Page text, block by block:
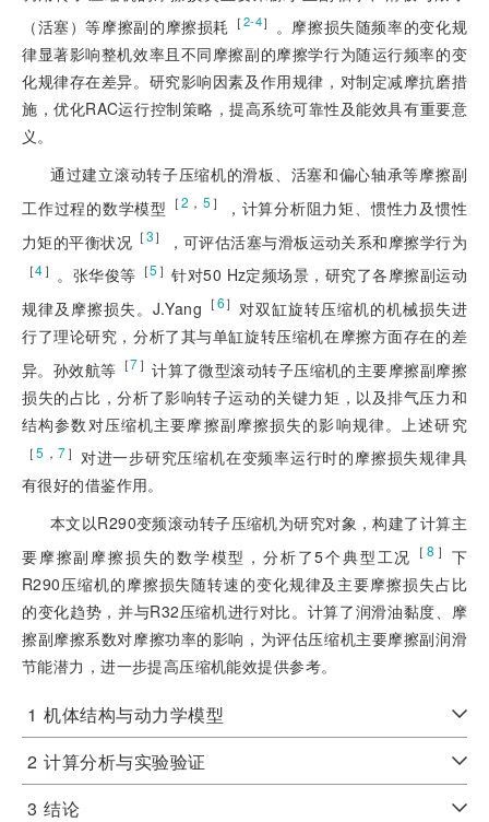
（活塞）等摩擦副的摩擦损耗 ［2-4］ 。摩擦损失随频率的变化规
律显著影响整机效率且不同摩擦副的摩擦学行为随运行频率的变
化规律存在差异。研究影响因素及作用规律，对制定减摩抗磨措
施，优化RAC运行控制策略，提高系统可靠性及能效具有重要意
义。
通过建立滚动转子压缩机的滑板、活塞和偏心轴承等摩擦副
工作过程的数学模型 ［2 ，5 ］
，计算分析阻力矩、惯性力及惯性
力矩的平衡状况 ［3］ ，可评估活塞与滑板运动关系和摩擦学行为
［4］ 。张华俊等 ［5 ］ 针对50 Hz定频场景，研究了各摩擦副运动
规律及摩擦损失。J.Yang ［6］ 对双缸旋转压缩机的机械损失进
行了理论研究，分析了其与单缸旋转压缩机在摩擦方面存在的差
异。孙效航等 ［7］ 计算了微型滚动转子压缩机的主要摩擦副摩擦
损失的占比，分析了影响转子运动的关键力矩，以及排气压力和
结构参数对压缩机主要摩擦副摩擦损失的影响规律。上述研究
［5 ，7］ 对进一步研究压缩机在变频率运行时的摩擦损失规律具
有很好的借鉴作用。
本文以R290变频滚动转子压缩机为研究对象，构建了计算主
要摩擦副摩擦损失的数学模型，分析了5个典型工况 ［ 8 ］ 下
R290压缩机的摩擦损失随转速的变化规律及主要摩擦损失占比
的变化趋势，并与R32压缩机进行对比。计算了润滑油黏度、摩
擦副摩擦系数对摩擦功率的影响，为评估压缩机主要摩擦副润滑
节能潜力，进一步提高压缩机能效提供参考。
1 机体结构与动力学模型
2 计算分析与实验验证
3 结论